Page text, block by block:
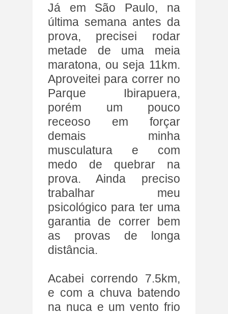
Já em São Paulo, na
última semana antes da
prova, precisei rodar
metade de uma meia
maratona, ou seja 11km.
Aproveitei para correr no
Parque Ibirapuera,
porém um pouco
receoso em forçar
demais minha
musculatura e com
medo de quebrar na
prova. Ainda preciso
trabalhar meu
psicológico para ter uma
garantia de correr bem
as provas de longa
distância.
Acabei correndo 7.5km,
e com a chuva batendo
na nuca e um vento frio